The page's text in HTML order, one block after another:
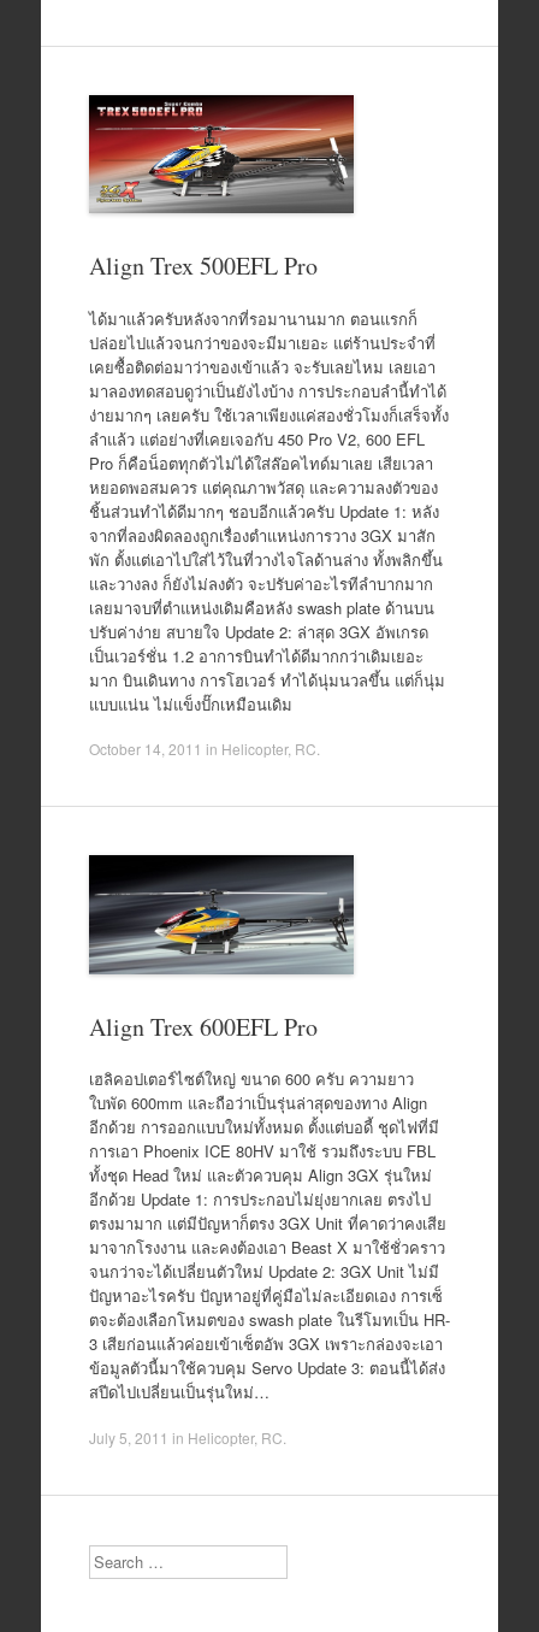
Align Trex 500EFL Pro
ได้มาแล้วครับหลังจากที่รอมานานมาก ตอนแรกก็
ปล่อยไปแล้วจนกว่าของจะมีมาเยอะ แต่ร้านประจำที่
เคยซื้อติดต่อมาว่าของเข้าแล้ว จะรับเลยไหม เลยเอา
มาลองทดสอบดูว่าเป็นยังไงบ้าง การประกอบลำนี้ทำได้
ง่ายมากๆ เลยครับ ใช้เวลาเพียงแค่สองชั่วโมงก็เสร็จทั้ง
ลำแล้ว แต่อย่างที่เคยเจอกับ 450 Pro V2, 600 EFL
Pro ก็คือน็อตทุกตัวไม่ได้ใส่ล๊อคไทด์มาเลย เสียเวลา
หยอดพอสมควร แต่คุณภาพวัสดุ และความลงตัวของ
ชิ้นส่วนทำได้ดีมากๆ ชอบอีกแล้วครับ Update 1: หลัง
จากที่ลองผิดลองถูกเรื่องตำแหน่งการวาง 3GX มาสัก
พัก ตั้งแต่เอาไปใส่ไว้ในที่วางไจโลด้านล่าง ทั้งพลิกขึ้น
และวางลง ก็ยังไม่ลงตัว จะปรับค่าอะไรทีลำบากมาก
เลยมาจบที่ตำแหน่งเดิมคือหลัง swash plate ด้านบน
ปรับค่าง่าย สบายใจ Update 2: ล่าสุด 3GX อัพเกรด
เป็นเวอร์ชั่น 1.2 อาการบินทำได้ดีมากกว่าเดิมเยอะ
มาก บินเดินทาง การโฮเวอร์ ทำได้นุ่มนวลขึ้น แต่ก็นุ่ม
แบบแน่น ไม่แข็งปั๊กเหมือนเดิม
October 14, 2011 in Helicopter, RC.
Align Trex 600EFL Pro
เฮลิคอปเตอร์ไซต์ใหญ่ ขนาด 600 ครับ ความยาว
ใบพัด 600mm และถือว่าเป็นรุ่นล่าสุดของทาง Align
อีกด้วย การออกแบบใหม่ทั้งหมด ตั้งแต่บอดี้ ชุดไฟที่มี
การเอา Phoenix ICE 80HV มาใช้ รวมถึงระบบ FBL
ทั้งชุด Head ใหม่ และตัวควบคุม Align 3GX รุ่นใหม่
อีกด้วย Update 1: การประกอบไม่ยุ่งยากเลย ตรงไป
ตรงมามาก แต่มีปัญหาก็ตรง 3GX Unit ที่คาดว่าคงเสีย
มาจากโรงงาน และคงต้องเอา Beast X มาใช้ชั่วคราว
จนกว่าจะได้เปลี่ยนตัวใหม่ Update 2: 3GX Unit ไม่มี
ปัญหาอะไรครับ ปัญหาอยู่ที่คู่มือไม่ละเอียดเอง การเซ็
ตจะต้องเลือกโหมตของ swash plate ในรีโมทเป็น HR-
3 เสียก่อนแล้วค่อยเข้าเซ็ตอัพ 3GX เพราะกล่องจะเอา
ข้อมูลตัวนี้มาใช้ควบคุม Servo Update 3: ตอนนี้ได้ส่ง
สปีดไปเปลี่ยนเป็นรุ่นใหม่…
July 5, 2011 in Helicopter, RC
Search